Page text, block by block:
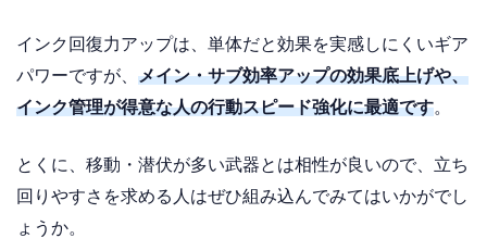
インク回復力アップは、単体だと効果を実感しにくいギア
パワーですが、 メイン・サブ効率アップの効果底上げや、
インク管理が得意な人の行動スピード強化に最適です。
とくに、移動・潜伏が多い武器とは相性が良いので、立ち
回りやすさを求める人はぜひ組み込んでみてはいかがでし
ょうか。